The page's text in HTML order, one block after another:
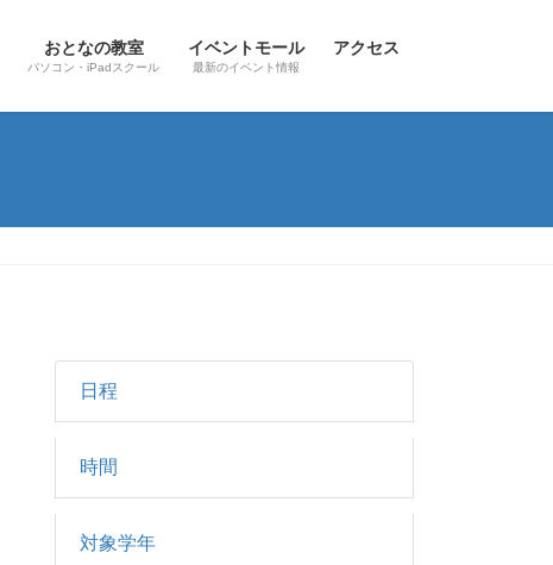
おとなの教室
パソコン・iPadスクール
イベントモール
最新のイベント情報
アクセス
日程
時間
対象学年